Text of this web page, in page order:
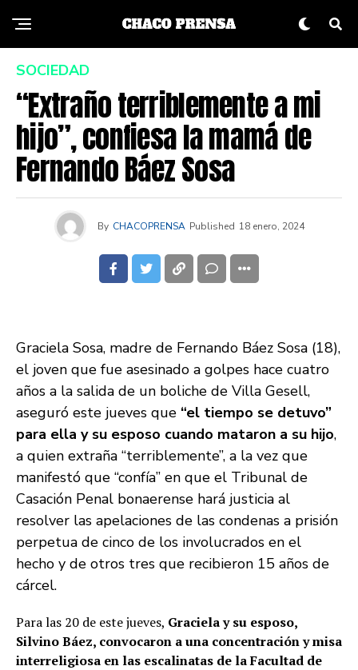
SOCIEDAD
“Extraño terriblemente a mi
hijo”, confiesa la mamá de
Fernando Báez Sosa
By CHACOPRENSA Published 18 enero, 2024
Graciela Sosa, madre de Fernando Báez Sosa (18),
el joven que fue asesinado a golpes hace cuatro
años a la salida de un boliche de Villa Gesell,
aseguró este jueves que “el tiempo se detuvo”
para ella y su esposo cuando mataron a su hijo,
a quien extraña “terriblemente”, a la vez que
manifestó que “confía” en que el Tribunal de
Casación Penal bonaerense hará justicia al
resolver las apelaciones de las condenas a prisión
perpetua de cinco de los involucrados en el
hecho y de otros tres que recibieron 15 años de
cárcel.
Para las 20 de este jueves, Graciela y su esposo,
Silvino Báez, convocaron a una concentración y misa
interreligiosa en las escalinatas de la Facultad de